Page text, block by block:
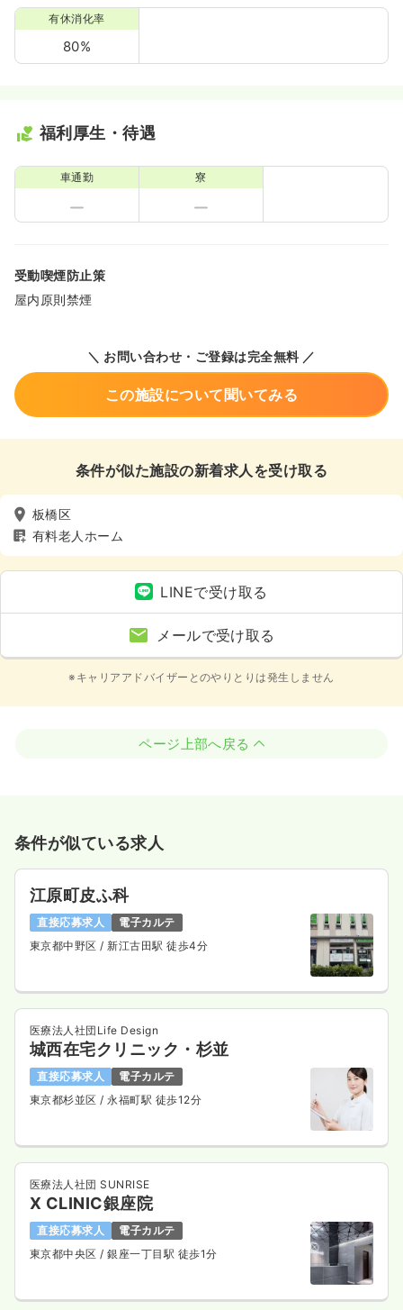
有休消化率
80%
福利厚生・待遇
車通勤 寮
受動喫煙防止策
屋内原則禁煙
＼ お問い合わせ・ご登録は完全無料 ／
この施設について聞いてみる
条件が似た施設の新着求人を受け取る
板橋区
有料老人ホーム
LINEで受け取る
メールで受け取る
※キャリアアドバイザーとのやりとりは発生しません
ページ上部へ戻る
条件が似ている求人
江原町皮ふ科
直接応募求人
電子カルテ
東京都中野区 / 新江古田駅 徒歩4分
医療法人社団Life Design
城西在宅クリニック・杉並
直接応募求人
電子カルテ
東京都杉並区 / 永福町駅 徒歩12分
医療法人社団 SUNRISE
X CLINIC銀座院
直接応募求人
電子カルテ
東京都中央区 / 銀座一丁目駅 徒歩1分